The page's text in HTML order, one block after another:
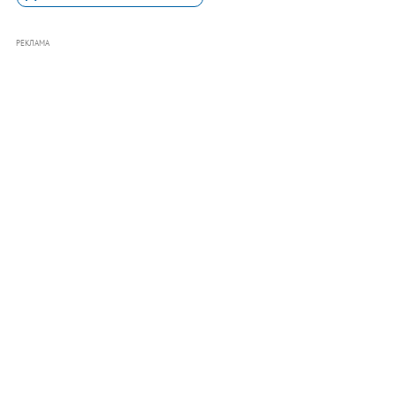
РЕКЛАМА